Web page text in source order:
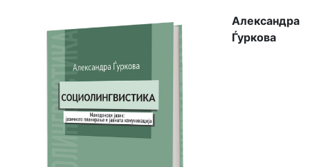
Александра
Ѓуркова